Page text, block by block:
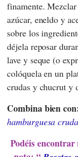
finamente.
azúcar, eneldo y
sobre los
déjela reposar
lave y seque (o
colóquela en un
crudas y chucrut y
Combina bien
hamburguesa
Podéis